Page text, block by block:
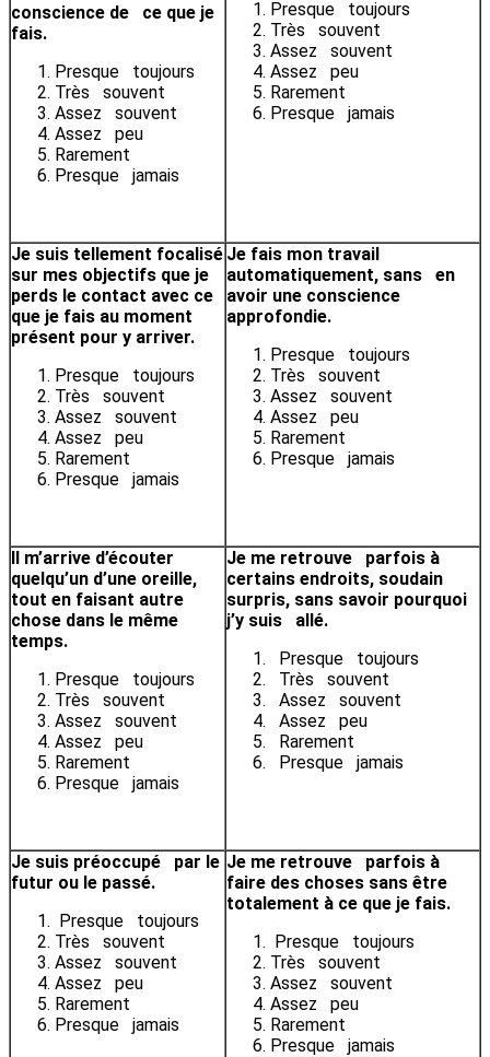
conscience de ce que je
fais.
Presque toujours
Très souvent
Assez souvent
Assez peu
Rarement
Presque jamais
Presque toujours
Très souvent
Assez souvent
Assez peu
Rarement
Presque jamais
Je suis tellement focalisé
sur mes objectifs que je
perds le contact avec ce
que je fais au moment
présent pour y arriver.
Presque toujours
Très souvent
Assez souvent
Assez peu
Rarement
Presque jamais
Je fais mon travail
automatiquement, sans en
avoir une conscience
approfondie.
Presque toujours
Très souvent
Assez souvent
Assez peu
Rarement
Presque jamais
Il m’arrive d’écouter
quelqu’un d’une oreille,
tout en faisant autre
chose dans le même
temps.
Presque toujours
Très souvent
Assez souvent
Assez peu
Rarement
Presque jamais
Je me retrouve parfois à
certains endroits, soudain
surpris, sans savoir pourquoi
j’y suis allé.
Presque toujours
Très souvent
Assez souvent
Assez peu
Rarement
Presque jamais
Je suis préoccupé par le
futur ou le passé.
Presque toujours
Très souvent
Assez souvent
Assez peu
Rarement
Presque jamais
Je me retrouve parfois à
faire des choses sans être
totalement à ce que je fais.
Presque toujours
Très souvent
Assez souvent
Assez peu
Rarement
Presque jamais